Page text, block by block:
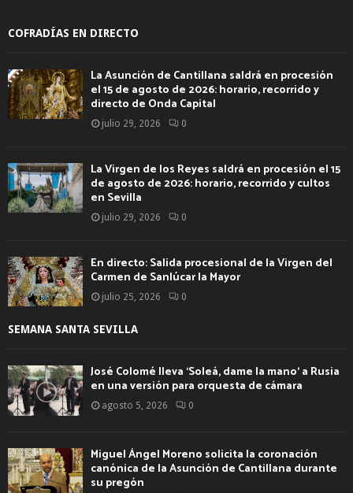
COFRADÍAS EN DIRECTO
La Asunción de Cantillana saldrá en procesión
el 15 de agosto de 2026: horario, recorrido y
directo de Onda Capital
julio 29, 2026 0
La Virgen de los Reyes saldrá en procesión el 15
de agosto de 2026: horario, recorrido y cultos
en Sevilla
julio 29, 2026 0
En directo: Salida procesional de la Virgen del
Carmen de Sanlúcar la Mayor
julio 25, 2026 0
SEMANA SANTA SEVILLA
José Colomé lleva ‘Soleá, dame la mano’ a Rusia
en una versión para orquesta de cámara
agosto 5, 2026 0
Miguel Ángel Moreno solicita la coronación
canónica de la Asunción de Cantillana durante
su pregón